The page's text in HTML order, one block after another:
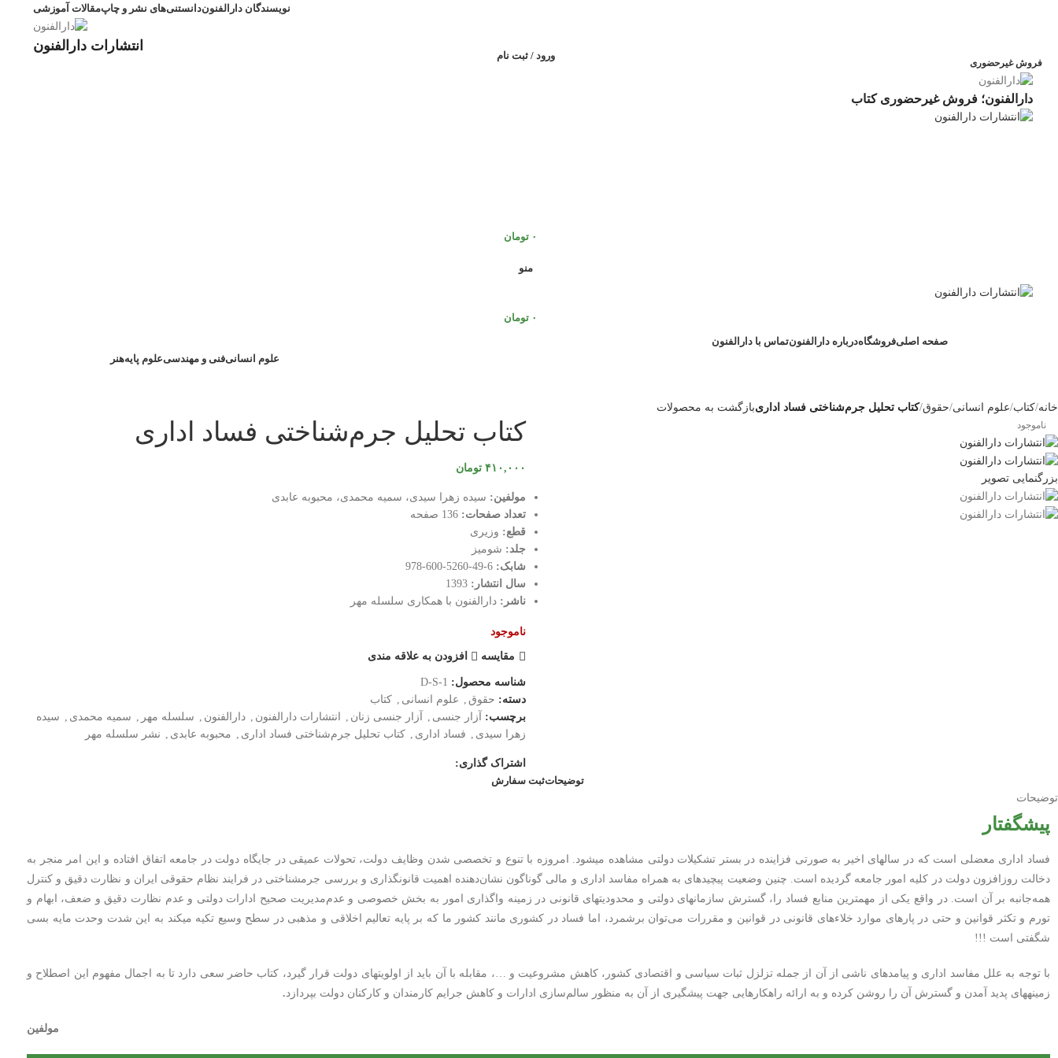
نویسندگان دارالفنوندانستنی‌های نشر و چاپمقالات آموزشی
انتشارات دارالفنون
فروش غیرحضوری
ورود / ثبت نام
دارالفنون؛ فروش غیرحضوری کتاب
۰ تومان
منو
۰ تومان
صفحه اصلیفروشگاهدرباره دارالفنونتماس با دارالفنون
علوم انسانیفنی و مهندسیعلوم پایههنر
خانه کتاب علوم انسانی حقوق کتاب تحلیل جرم‌شناختی فساد اداریبازگشت به محصولات
ناموجود
بزرگنمایی تصویر
کتاب تحلیل جرم‌شناختی فساد اداری
۴۱۰,۰۰۰ تومان
مولفین: سیده زهرا سیدی، سمیه محمدی، محبوبه عابدی
تعداد صفحات:
قطع: وزیری
جلد: شومیز
شابک:
سال انتشار:
ناشر: دارالفنون با همکاری سلسله مهر
ناموجود
مقایسه افزودن به علاقه مندی
شناسه محصول: D-S-1
دسته: حقوق , علوم انسانی , کتاب
برچسب:
آزار جنسی , آزار جنسی زنان , انتشارات دارالفنون , دارالفنون , سلسله مهر , سمیه محمدی , سیده
زهرا سیدی , فساد اداری , کتاب تحلیل جرم‌شناختی فساد اداری , محبوبه عابدی , نشر سلسله مهر
اشتراک گذاری:
توضیحاتثبت سفارش
توضیحات
پیشگفتار
فساد اداری معضلی است که در سال‏های اخیر به صورتی فزاینده در بستر تشکیلات دولتی مشاهده می‏شود. امروزه با تنوع و تخصصی شدن وظایف دولت، تحولات عمیقی در جایگاه دولت در جامعه اتفاق افتاده و این امر منجر به
دخالت روزافزون دولت در کلیه امور جامعه گردیده است. چنین وضعیت پیچیده‏ای به همراه مفاسد اداری و مالی گوناگون نشان‌دهنده اهمیت قانونگذاری و بررسی جرم‏شناختی در فرایند نظام حقوقی ایران و نظارت دقیق و کنترل
همه‌جانبه بر آن است. در واقع یکی از مهمترین منابع فساد را، گسترش سازمان‏های دولتی و محدودیت‏های قانونی در زمینه واگذاری امور به بخش خصوصی و عدم‌مدیریت صحیح ادارات دولتی و عدم نظارت دقیق و ضعف، ابهام و
تورم و تکثر قوانین و حتی در پاره‏ای موارد خلاءهای قانونی در قوانین و مقررات می‌توان برشمرد، اما فساد در کشوری مانند کشور ما که بر پایه تعالیم اخلاقی و مذهبی در سطح وسیع تکیه می‏کند به این شدت وحدت مایه بسی
شگفتی است !!!
با توجه به علل مفاسد اداری و پیامدهای ناشی از آن از جمله تزلزل ثبات سیاسی و اقتصادی کشور، کاهش مشروعیت و …، مقابله با آن باید از اولویت‏های دولت قرار گیرد، کتاب حاضر سعی دارد تا به اجمال مفهوم این اصطلاح و
زمینه‏های پدید آمدن و گسترش آن را روشن کرده و به ارائه راهکارهایی جهت پیشگیری از آن به منظور سالم‌سازی ادارات و کاهش جرایم کارمندان و کارکنان دولت بپردازد.
مولفین